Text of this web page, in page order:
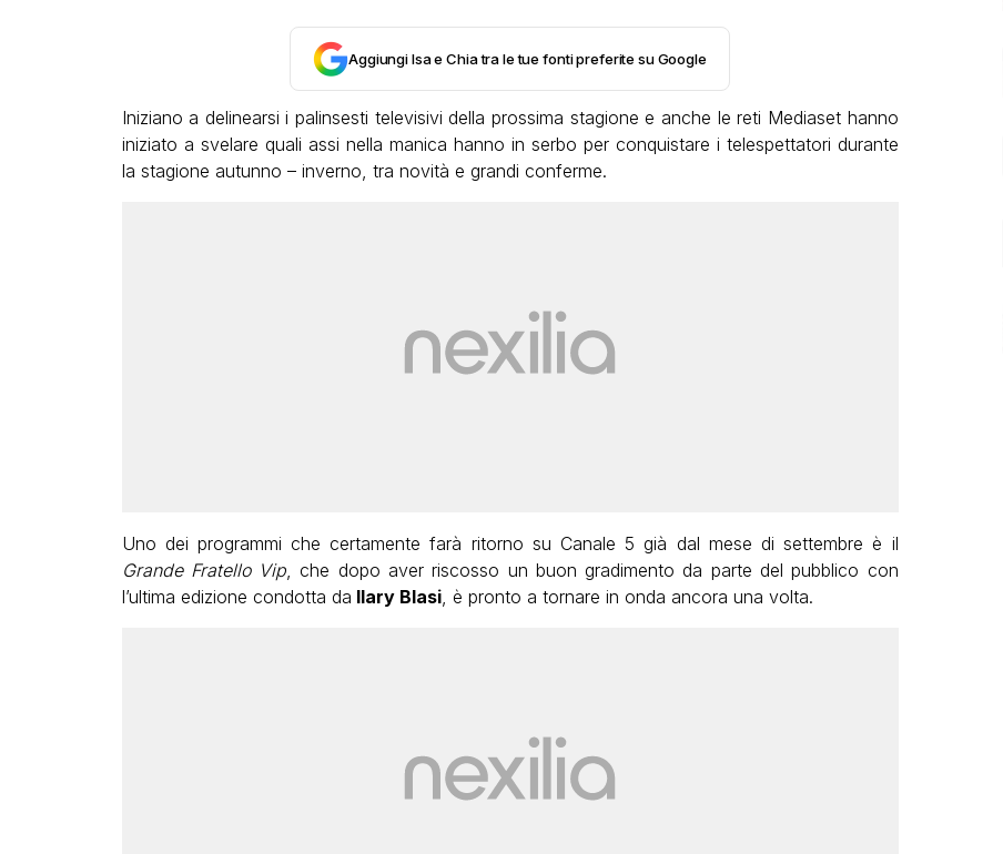
Aggiungi Isa e Chia tra le tue fonti preferite su Google
Iniziano a delinearsi i palinsesti televisivi della prossima stagione e anche le reti Mediaset hanno
iniziato a svelare quali assi nella manica hanno in serbo per conquistare i telespettatori durante
la stagione autunno – inverno, tra novità e grandi conferme.
Uno dei programmi che certamente farà ritorno su Canale 5 già dal mese di settembre è il
Grande Fratello Vip, che dopo aver riscosso un buon gradimento da parte del pubblico con
l’ultima edizione condotta da Ilary Blasi, è pronto a tornare in onda ancora una volta.